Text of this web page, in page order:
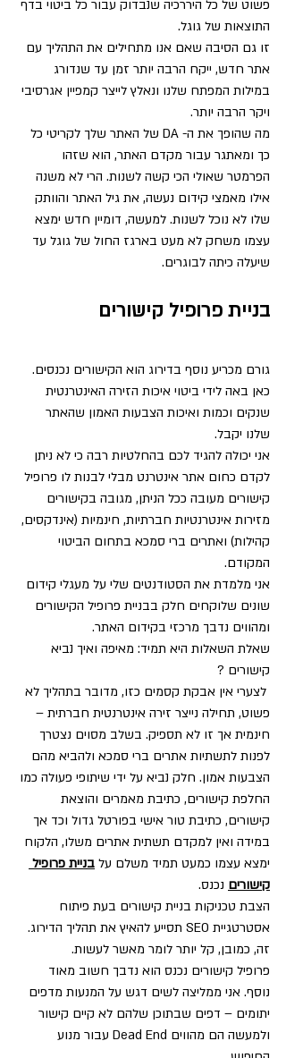
פשוט של כל היררכיה שנבדוק עבור כל ביטוי בדף
התוצאות של גוגל.
זו גם הסיבה שאם אנו מתחילים את התהליך עם
אתר חדש, ייקח הרבה יותר זמן עד שנדורג
במילות המפתח שלנו ונאלץ לייצר קמפיין אגרסיבי
ויקר הרבה יותר.
מה שהופך את ה- DA של האתר שלך לקריטי כל
כך ומאתגר עבור מקדם האתר, הוא שזהו
הפרמטר שאולי הכי קשה לשנות. הרי לא משנה
אילו מאמצי קידום נעשה, את גיל האתר והוותק
שלו לא נוכל לשנות. למעשה, דומיין חדש ימצא
עצמו משחק לא מעט בארגז החול של גוגל עד
שיעלה כיתה לבוגרים.
בניית פרופיל קישורים
גורם מכריע נוסף בדירוג הוא הקישורים נכנסים.
כאן באה לידי ביטוי איכות הזירה האינטרנטית
שנקים וכמות ואיכות הצבעות האמון שהאתר
שלנו יקבל.
אני יכולה להגיד לכם בהחלטיות רבה כי לא ניתן
לקדם כחום אתר אינטרנט מבלי לבנות לו פרופיל
קישורים מעובה ככל הניתן, מגובה בקישורים
מזירות אינטרנטיות חברתיות, חינמיות (אינדקסים,
קהילות) ואתרים ברי סמכא בתחום הביטוי
המקודם.
אני מלמדת את הסטודנטים שלי על מעגלי קידום
שונים שלוקחים חלק בבניית פרופיל הקישורים
ומהווים נדבך מרכזי בקידום האתר.
שאלת השאלות היא תמיד: מאיפה ואיך נביא
קישורים ?
לצערי אין אבקת קסמים כזו, מדובר בתהליך לא
פשוט, תחילה נייצר זירה אינטרנטית חברתית –
חינמית אך זו לא תספיק. בשלב מסוים נצטרך
לפנות לתשתיות אתרים ברי סמכא ולהביא מהם
הצבעות אמון. חלק נביא על ידי שיתופי פעולה כמו
החלפת קישורים, כתיבת מאמרים והוצאת
קישורים, כתיבת טור אישי בפורטל גדול וכד אך
במידה ואין למקדם תשתית אתרים משלו, הלקוח
ימצא עצמו כמעט תמיד משלם על בניית פרופיל
קישורים נכנס.
הצבת טכניקות בניית קישורים בעת פיתוח
אסטרטגיית SEO תסייע להאיץ את תהליך הדירוג.
זה, כמובן, קל יותר לומר מאשר לעשות.
פרופיל קישורים נכנס הוא נדבך חשוב מאוד
נוסף. אני ממליצה לשים דגש על המנעות מדפים
יתומים – דפים שבתוכן שלהם לא קיים קישור
ולמעשה הם מהווים Dead End עבור מנוע